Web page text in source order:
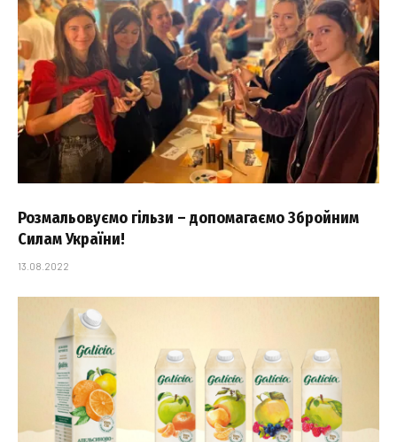
Розмальовуємо гільзи – допомагаємо Збройним
Силам України!
13.08.2022